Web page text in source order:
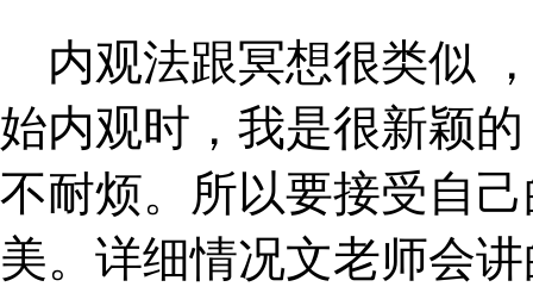
内观法跟冥想很类似
始内观时，我是很新颖
不耐烦。所以要接受自
美。详细情况文老师会